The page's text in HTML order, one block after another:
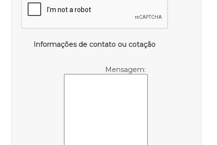
Informações de contato ou cotação
Mensagem: